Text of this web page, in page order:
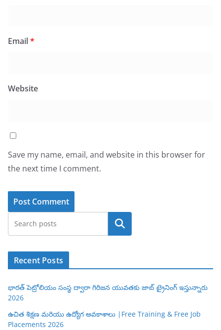
Email*
Website
Save my name, email, and website in this browser for
the next time I comment.
Search
Recent Posts
భారత్ పెట్రోలియం సంస్థ ద్వారా గిరిజన యువతకు జాబ్ ట్రైనింగ్ ఇస్తున్నారు
2026
ఉచిత శిక్షణ మరియు ఉద్యోగ అవకాశాలు |Free Training & Free Job
Placements 2026